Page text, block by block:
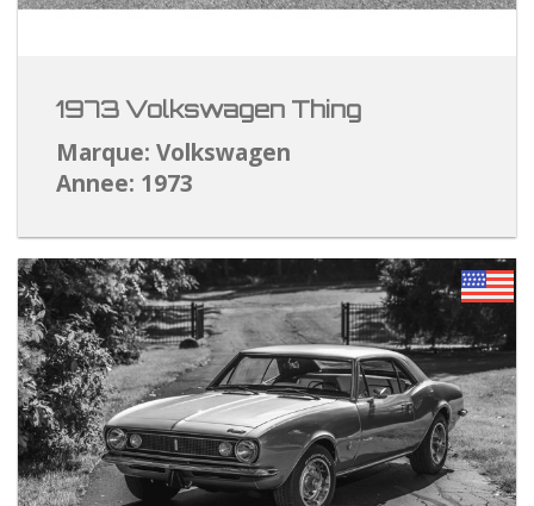
1973 Volkswagen Thing
Marque: Volkswagen
Annee: 1973